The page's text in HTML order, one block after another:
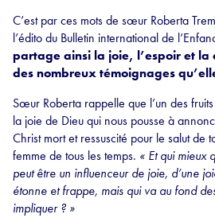
C’est par ces mots de sœur Roberta
l’édito du Bulletin international de
partage ainsi la joie, l’espoir et la
des nombreux témoignages
Sœur Roberta rappelle que l’un des
la joie de Dieu qui nous pousse à
Christ mort et ressuscité pour le salut de
femme de tous les temps. « Et qui mieux
peut être un influenceur de joie, d’une
étonne et frappe, mais qui va au fond
impliquer ? »